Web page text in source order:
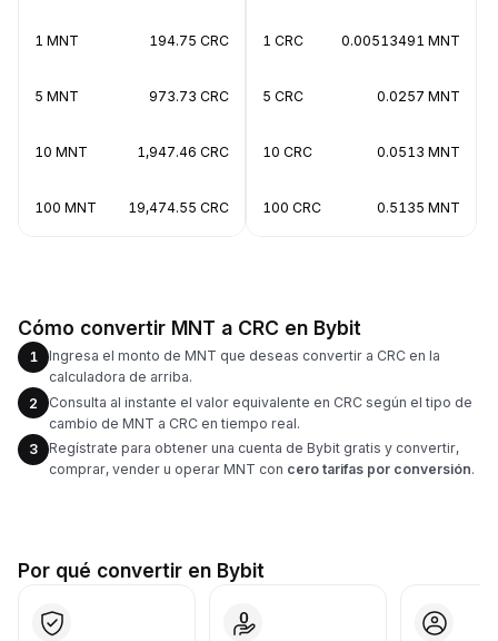
1 MNT 194.75 CRC
5 MNT 973.73 CRC
10 MNT 1,947.46 CRC
100 MNT 19,474.55 CRC
1 CRC 0.00513491 MNT
5 CRC 0.0257 MNT
10 CRC 0.0513 MNT
100 CRC 0.5135 MNT
Cómo convertir MNT a CRC en Bybit
1
Ingresa el monto de MNT que deseas convertir a CRC en la
calculadora de arriba.
2
Consulta al instante el valor equivalente en CRC según el tipo de
cambio de MNT a CRC en tiempo real.
3
Regístrate para obtener una cuenta de Bybit gratis y convertir,
comprar, vender u operar MNT con cero tarifas por conversión.
Por qué convertir en Bybit